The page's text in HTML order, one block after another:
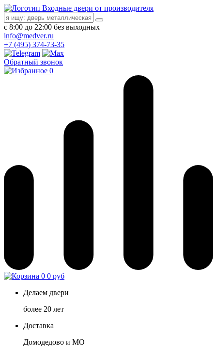
Входные двери от производителя
с 8:00 до 22:00 без выходных
info@medver.ru
+7 (495) 374-73-35
Обратный звонок
0
0 0 руб
Делаем двери
более 20 лет
Доставка
Домодедово и МО